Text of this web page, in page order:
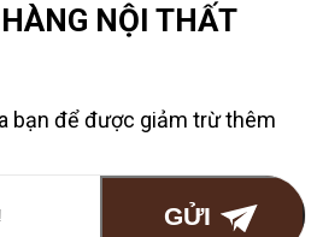
NỘI THẤT
bạn để được giảm trừ thêm